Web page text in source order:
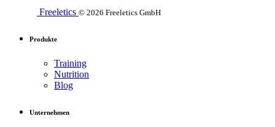
Freeletics © 2026 Freeletics GmbH
Produkte
Training
Nutrition
Blog
Unternehmen